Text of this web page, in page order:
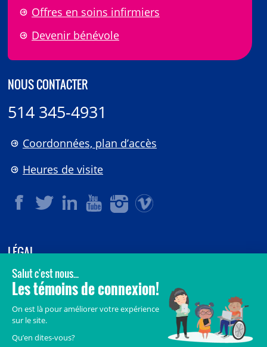
Offres en soins infirmiers
Devenir bénévole
NOUS CONTACTER
514 345-4931
Coordonnées, plan d’accès
Heures de visite
LÉGAL
© 2006-2026CHU Sainte-Justine.
Tous droits réservés.
Crédits
Accès aux documents des organismes publics